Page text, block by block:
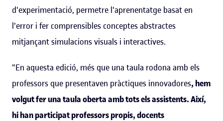
d'experimentació, permetre l'aprenentatge basat en
l'error i fer comprensibles conceptes abstractes
mitjançant simulacions visuals i interactives.
"En aquesta edició, més que una taula rodona amb els
professors que presentaven pràctiques innovadores, hem
volgut fer una taula oberta amb tots els assistents. Així,
hi han participat professors propis, docents